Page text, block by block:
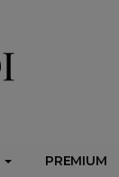
PREMIUM